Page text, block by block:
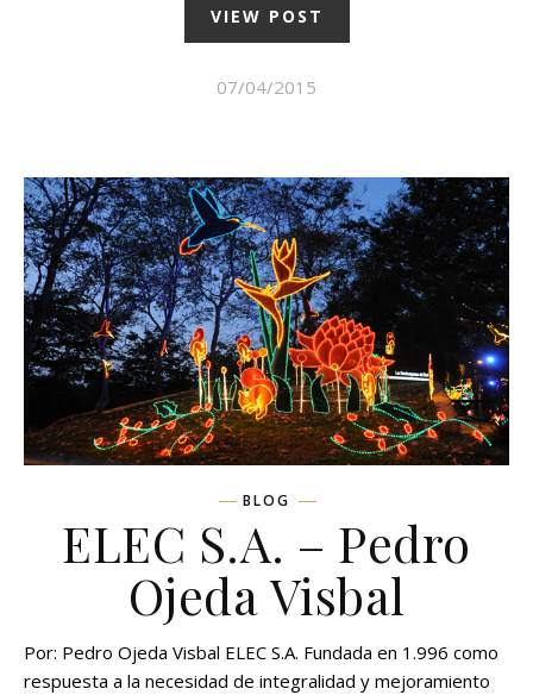
VIEW POST
07/04/2015
BLOG
ELEC S.A. – Pedro
Ojeda Visbal
Por: Pedro Ojeda Visbal ELEC S.A. Fundada en 1.996 como
respuesta a la necesidad de integralidad y mejoramiento